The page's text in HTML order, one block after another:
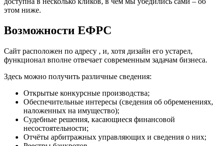
этом ниже.
Возможности ЕФРС
Сайт расположен по адресу , и, хотя дизайн его устарел,
функционал вполне отвечает современным задачам бизнеса.
Здесь можно получить различные сведения:
Открытые конкурсные производства;
Обеспечительные интересы (сведения об обременениях,
наложенных на имущество);
Судебные решения, касающиеся финансовой
несостоятельности;
Отчёты арбитражных управляющих и сведения о них;